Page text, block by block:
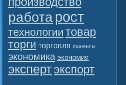
работарост
технологии товар
торги торговля финансы
экономика экономия
экспертэкспорт